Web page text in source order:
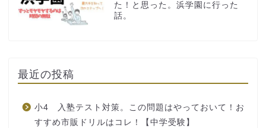
た！と思った。浜学園に行った
話。
最近の投稿
小4 入塾テスト対策。この問題はやっておいて！お
すすめ市販ドリルはコレ！【中学受験】